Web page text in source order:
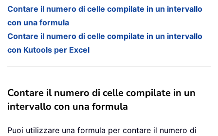
Contare il numero di celle compilate in un intervallo
con una formula
Contare il numero di celle compilate in un intervallo
con Kutools per Excel
Contare il numero di celle compilate in un
intervallo con una formula
Puoi utilizzare una formula per contare il numero di